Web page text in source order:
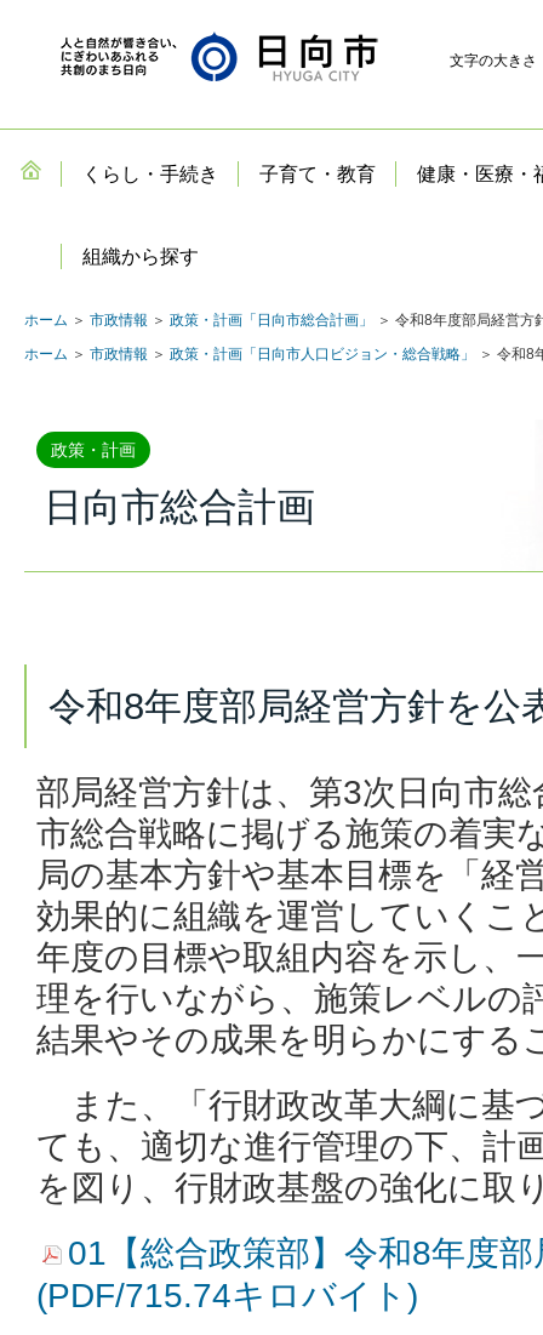
文字の大きさ
くらし・手続き 子育て・教育 健康・医療・
組織から探す
ホーム ＞ 市政情報 ＞ 政策・計画「日向市総合計画」
＞ 令和8年度部局経営方
ホーム ＞ 市政情報 ＞ 政策・計画「日向市人口ビジョン・総合戦略」 ＞ 令和8
政策・計画
日向市総合計画
令和8年度部局経営方針を公
部局経営方針は、第3次日向市
市総合戦略に掲げる施策の着実
局の基本方針や基本目標を「経
効果的に組織を運営していくこ
年度の目標や取組内容を示し、
理を行いながら、施策レベルの
結果やその成果を明らかにす
また、「行財政改革大綱に基
ても、適切な進行管理の下、計
を図り、行財政基盤の強化に取
01【総合政策部】令和8年度
(PDF/715.74キロバイト)